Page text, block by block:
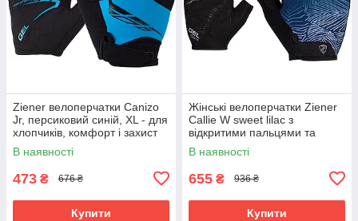
Ziener велоперчатки Canizo
Jr, персиковий синій, XL - для
хлопчиків, комфорт і захист
В наявності
473 ₴ 676 ₴
Купити
Жінські велоперчатки Ziener
Callie W sweet lilac з
відкритими пальцями та
дихаючою шкірою Amara
В наявності
655 ₴ 936 ₴
Купити